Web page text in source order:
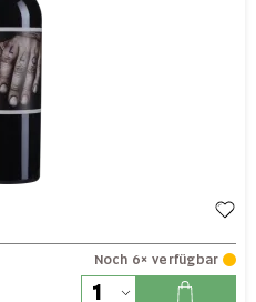
Noch 6× verfügbar